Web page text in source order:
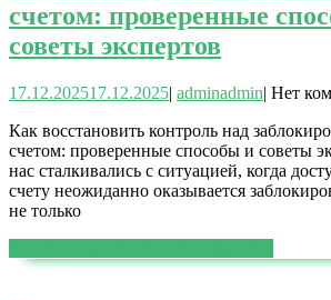
счетом: проверенные
советы экспертов
17.12.202517.12.2025| adminadmin| Нет
Как восстановить контроль над
счетом: проверенные способы и советы
нас сталкивались с ситуацией, когда
счету неожиданно оказывается
не только